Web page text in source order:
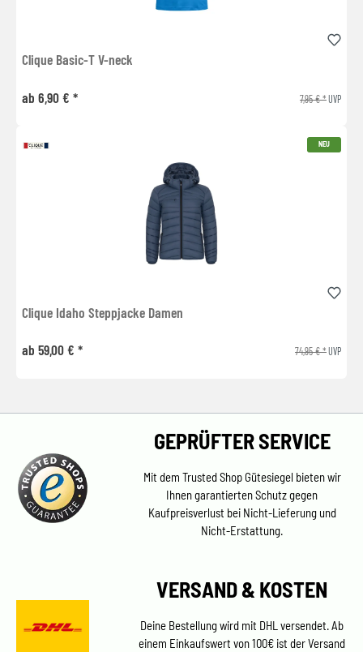
Clique Basic-T V-neck
ab 6,90 € * 7,95 € *UVP
NEU
Clique Idaho Steppjacke Damen
ab 59,00 € * 74,95 € *UVP
GEPRÜFTER SERVICE
Mit dem Trusted Shop Gütesiegel bieten wir
Ihnen garantierten Schutz gegen
Kaufpreisverlust bei Nicht-Lieferung und
Nicht-Erstattung.
VERSAND & KOSTEN
Deine Bestellung wird mit DHL versendet. Ab
einem Einkaufswert von 100€ ist der Versand